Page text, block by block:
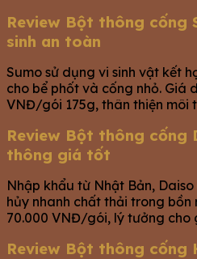
Review Bột thông cống
sinh an toàn
Sumo sử dụng vi sinh vật kết
cho bể phốt và cống nhỏ. Giá
VNĐ/gói 175g, thân thiện môi
Review Bột thông cống
thông giá tốt
Nhập khẩu từ Nhật Bản,
hủy nhanh chất thải trong bồn
70.000 VNĐ/gói, lý tưởng cho
Review Bột thông cống